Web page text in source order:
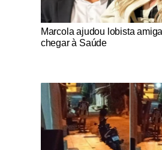
Notícias Católicas
Marcola ajudou lobista
chegar à Saúde